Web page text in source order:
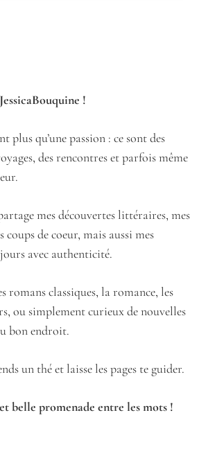
!
plus qu’une passion : ce sont des
des rencontres et parfois même
mes découvertes littéraires, mes
coups de coeur, mais aussi mes
avec authenticité.
romans classiques, la romance, les
ou simplement curieux de nouvelles
bon endroit.
un thé et laisse les pages te guider.
belle promenade entre les mots !